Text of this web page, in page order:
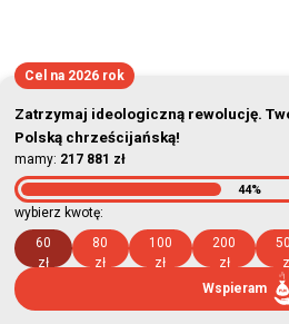
Cel na 2026 rok
Zatrzymaj ideologiczną rewolucję.
Polską chrześcijańską!
mamy: 217 881 zł
44%
wybierz kwotę:
60
zł
80
zł
100
zł
200
zł
Wspieram